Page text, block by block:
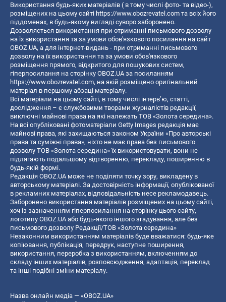
Використання будь-яких матеріалів ( в тому числі фото- та відео-),
розміщених на цьому сайті https://www.obozrevatel.com та всіх його
піддоменах, в будь-якому вигляді суворо заборонено.
Дозволяється використання при отриманні письмового дозволу
на їх використання та за умови обов'язкового посилання на сайт
OBOZ.UA, а для інтернет-видань - при отриманні письмового
дозволу на їх використання та за умови обов'язкового
розміщення прямого, відкритого для пошукових систем,
гіперпосилання на сторінку OBOZ.UA за посиланням
https://www.obozrevatel.com, на якій розміщено оригінальний
матеріал в першому абзаці матеріалу.
Всі матеріали на цьому сайті, в тому числі інтерв’ю, статті,
дослідження – є службовими творами журналістів редакції,
виключні майнові права на які належать ТОВ «Золота середина».
На всі опубліковані фотоматеріали Getty Images редакція має
майнові права, які захищаються законом України «Про авторські
права та суміжні права», ніхто не має права без письмового
дозволу ТОВ «Золота середина» їх використовувати, вони не
підлягають подальшому відтворенню, перекладу, поширенню в
будь-якій формі.
Редакція OBOZ.UA може не поділяти точку зору, викладену в
авторському матеріалі. За достовірність інформації, опублікованої
в рекламних матеріалах, відповідальність несе рекламодавець.
Заборонено використання матеріалів розміщених на цьому сайті,
хоч із зазначенням гіперпосилання на сторінку цього сайту,
логотипу OBOZ.UA або будь-якого іншого згадування, але без
письмового дозволу Редакції/ТОВ «Золота середина»
Незаконним використанням матеріалів буде вважатися: будь-яке
копiювання, публiкацiя, передрук, наступне поширення,
використання, переробка з використанням, включенням до
складу інших матеріалів, розповсюдження, адаптація, переклад
та інші подібні зміни матеріалу.
Назва онлайн медіа — «OBOZ.UA»